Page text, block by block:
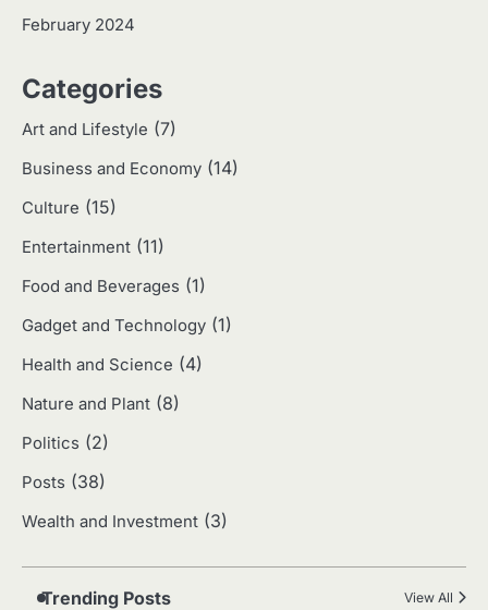
February 2024
Categories
Art and Lifestyle (7)
Business and Economy (14)
Culture (15)
Entertainment (11)
Food and Beverages (1)
Gadget and Technology (1)
Health and Science (4)
Nature and Plant (8)
Politics (2)
Posts (38)
Wealth and Investment (3)
Trending Posts View All
Harga Emas Hari Ini: Panduan untuk
Eco Contributor
4
Jasa Menulis: Peluang Bisnis Kreatif
di Era Digital
Eco Contributor
Jasa Desain: Peluang Usaha Kreatif
di Era Digital
Media Tanam: Jenis, Fungsi, dan
Eco Contributor